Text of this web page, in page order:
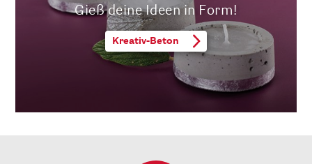
Gieß deine Ideen in Form!
Kreativ-Beton